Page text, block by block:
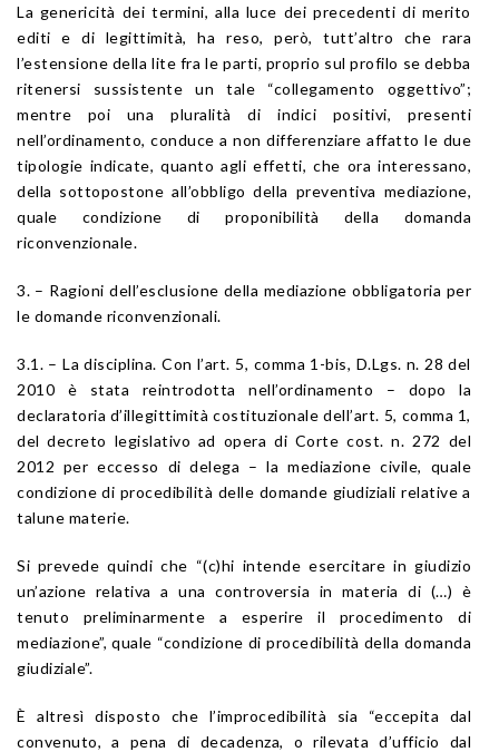
La genericità dei termini, alla luce dei precedenti di merito
editi e di legittimità, ha reso, però, tutt’altro che rara
l’estensione della lite fra le parti, proprio sul profilo se debba
ritenersi sussistente un tale “collegamento oggettivo”;
mentre poi una pluralità di indici positivi, presenti
nell’ordinamento, conduce a non differenziare affatto le due
tipologie indicate, quanto agli effetti, che ora interessano,
della sottopostone all’obbligo della preventiva mediazione,
quale condizione di proponibilità della domanda
riconvenzionale.
3. – Ragioni dell’esclusione della mediazione obbligatoria per
le domande riconvenzionali.
3.1. – La disciplina. Con l’art. 5, comma 1-bis, D.Lgs. n. 28 del
2010 è stata reintrodotta nell’ordinamento – dopo la
declaratoria d’illegittimità costituzionale dell’art. 5, comma 1,
del decreto legislativo ad opera di Corte cost. n. 272 del
2012 per eccesso di delega – la mediazione civile, quale
condizione di procedibilità delle domande giudiziali relative a
talune materie.
Si prevede quindi che “(c)hi intende esercitare in giudizio
un’azione relativa a una controversia in materia di (…) è
tenuto preliminarmente a esperire il procedimento di
mediazione”, quale “condizione di procedibilità della domanda
giudiziale”.
È altresì disposto che l’improcedibilità sia “eccepita dal
convenuto, a pena di decadenza, o rilevata d’ufficio dal